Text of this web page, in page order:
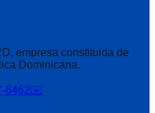
empresa constituida de
Dominicana.
6462✉️